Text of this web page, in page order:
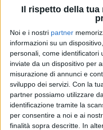
Il rispetto della tua
Noi e i nostri partner
informazioni su un
personali, come identificatori
inviate da un dispositivo per
misurazione di annunci e
sviluppo dei servizi. Con la
partner possiamo utilizzare
identificazione tramite la
per consentire a noi e ai
finalità sopra descritte. In
ELISA
Soundtrack live '97